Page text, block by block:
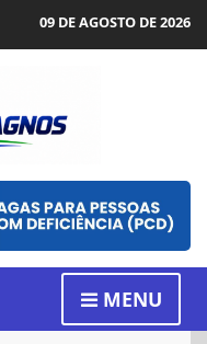
09 DE AGOSTO DE 2026
MENU